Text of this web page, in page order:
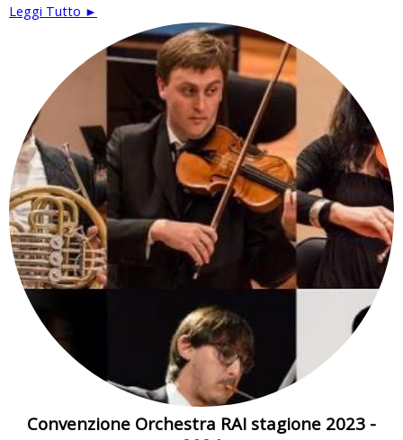
Leggi Tutto ►
Convenzione Orchestra RAI stagione 2023 -